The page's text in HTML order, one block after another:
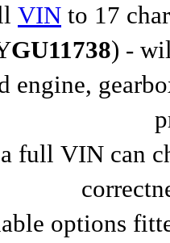
VIN to 17
GU11738) -
engine,
full VIN can
options